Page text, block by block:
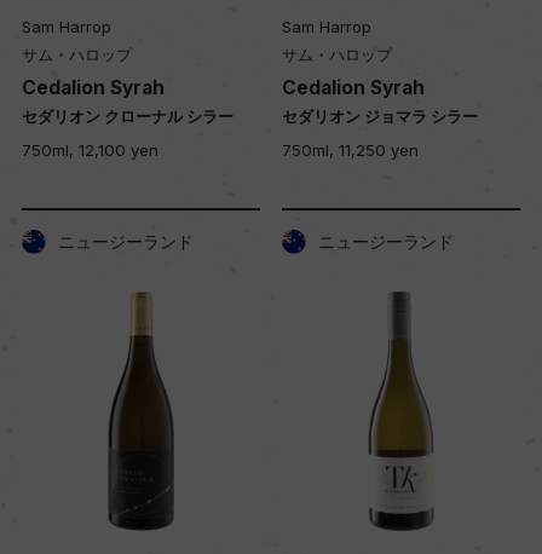
Sam Harrop
サム・ハロップ
Cedalion Syrah
セダリオン クローナル シラー
750ml, 12,100 yen
Sam Harrop
サム・ハロップ
Cedalion Syrah
セダリオン ジョマラ シラー
750ml, 11,250 yen
ニュージーランド ニュージーランド